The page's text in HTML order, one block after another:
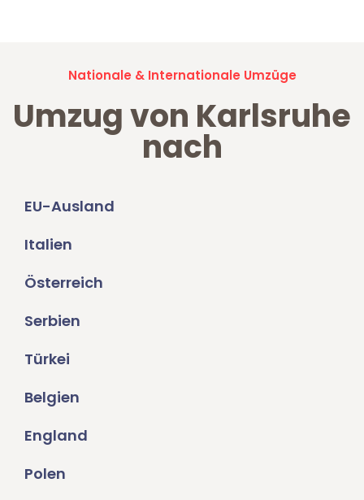
Nationale & Internationale Umzüge
Umzug von Karlsruhe
nach
EU-Ausland
Italien
Österreich
Serbien
Türkei
Belgien
England
Polen